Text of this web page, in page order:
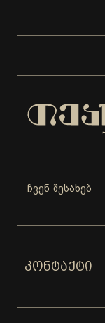
ჩვენ შესახებ
ᲙᲝᲜᲢᲐᲥᲢᲘ